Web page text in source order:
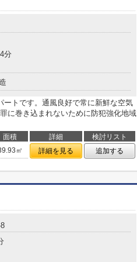
分
トです。通風良好で常に新鮮な空気
に巻き込まれないために防犯強化地域
面積 詳細
検討リスト
㎡
詳細を見る 追加する